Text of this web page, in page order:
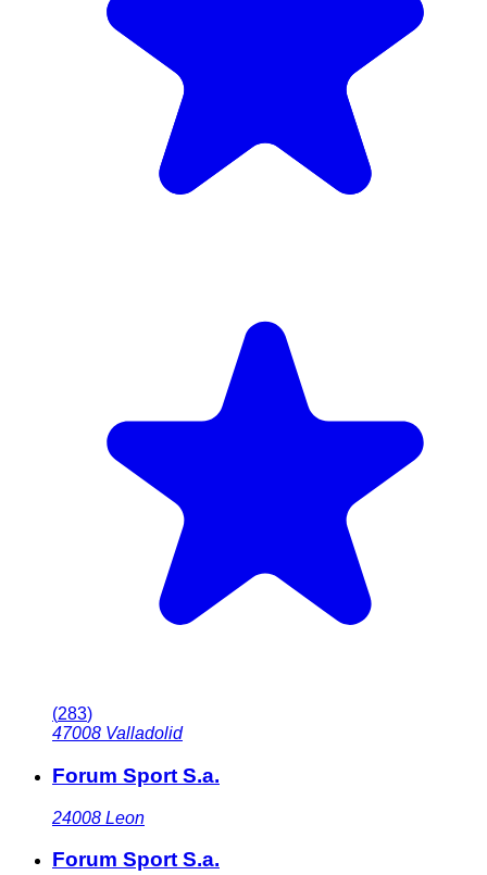
(283)
47008 Valladolid
Forum Sport S.a.
24008 Leon
Forum Sport S.a.